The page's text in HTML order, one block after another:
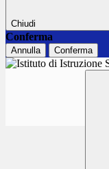
Chiudi
Conferma
Annulla Conferma